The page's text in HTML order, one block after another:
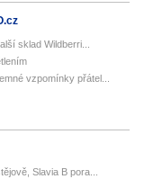
sklad Wildberri...
vzpomínky přátel...
Slavia B pora...